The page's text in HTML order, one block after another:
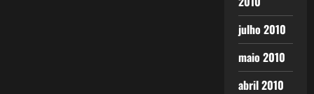
julho 2010
maio 2010
abril 2010